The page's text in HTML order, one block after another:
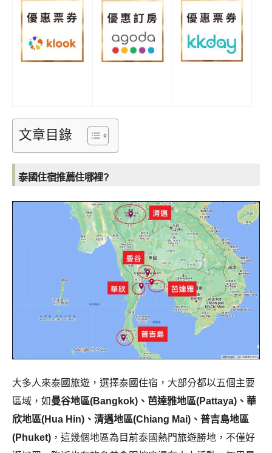
文章目錄
泰國住宿推薦住哪裡?
大多人來泰國旅遊，選擇泰國住宿，大部分都以五個主要
區域，如曼谷地區(Bangkok)、芭達雅地區(Pattaya)、華
欣地區(Hua Hin)、清邁地區(Chiang Mai)、普吉島地區
(Phuket) ，這幾個地區為目前泰國熱門旅遊勝地，不僅好